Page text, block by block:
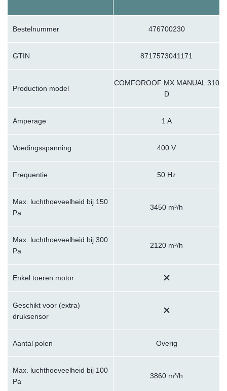
Bestelnummer 476700230
GTIN 8717573041171
Production model
COMFOROOF MX MANUAL 310
D
Amperage 1 A
Voedingsspanning 400 V
Frequentie 50 Hz
Max. luchthoeveelheid bij 150
Pa
3450 m³/h
Max. luchthoeveelheid bij 300
Pa
2120 m³/h
Enkel toeren motor
Geschikt voor (extra)
druksensor
Aantal polen Overig
Max. luchthoeveelheid bij 100
Pa
3860 m³/h